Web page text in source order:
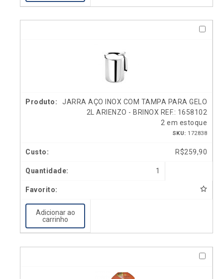
JARRA AÇO INOX COM TAMPA PARA GELO
2L ARIENZO - BRINOX REF.: 1658102
2 em estoque
SKU: 172838
R$259,90
1
Adicionar ao
carrinho